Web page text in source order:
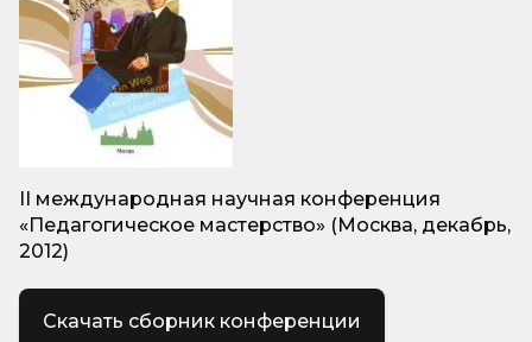
II международная научная конференция
«Педагогическое мастерство» (Москва, декабрь,
2012)
Скачать сборник конференции